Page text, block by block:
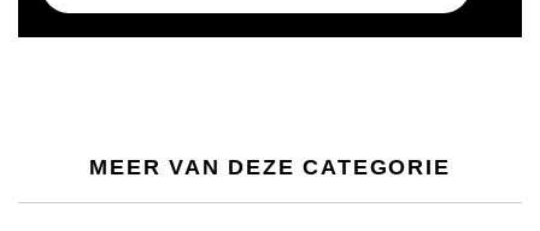
MEER VAN DEZE CATEGORIE